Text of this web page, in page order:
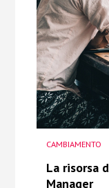
CAMBIAMENTO
La risorsa
Manager